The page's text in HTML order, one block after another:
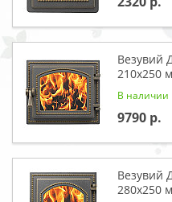
Везувий
210x250
В наличии
9790
Везувий
280x250